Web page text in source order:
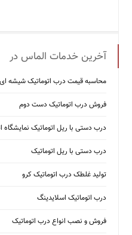
آخرین خدمات الماس در
محاسبه قیمت درب اتوماتیک شیشه ‌ای
فروش درب اتوماتیک دست دوم
درب دستی با ریل اتوماتیک نمایشگاه
درب دستی با ریل اتوماتیک
تولید غلطک درب اتوماتیک کرو
درب اتوماتیک اسلایدینگ
فروش و نصب انواع درب اتوماتیک